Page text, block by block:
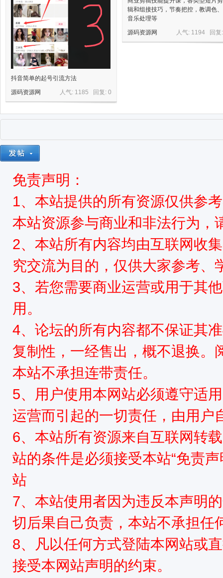
辑和组接技巧，节奏把控，教调色、
音乐处理等
人气: 1194 回
源码资源网
抖音简单的起号引流方法
人气: 1185 回复: 0
源码资源网
免责声明：
1、本站提供的所有资源仅供参
本站资源参与商业和非法行为，
2、本站所有内容均由互联网收
究交流为目的，仅供大家参考、
3、若您需要商业运营或用于其
用。
4、论坛的所有内容都不保证其
复制性，一经售出，概不退换。
本站不承担连带责任。
5、用户使用本网站必须遵守适
运营而引起的一切责任，由用户
6、本站所有资源来自互联网转
站的条件是必须接受本站“免责
站
7、本站使用者因为违反本声明
切后果自己负责，本站不承担任
8、凡以任何方式登陆本网站或
接受本网站声明的约束。